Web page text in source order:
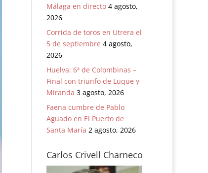
Málaga en directo 4 agosto,
2026
Corrida de toros en Utrera el
5 de septiembre 4 agosto,
2026
Huelva: 6ª de Colombinas –
Final con triunfo de Luque y
Miranda 3 agosto, 2026
Faena cumbre de Pablo
Aguado en El Puerto de
Santa María 2 agosto, 2026
Carlos Crivell Charneco